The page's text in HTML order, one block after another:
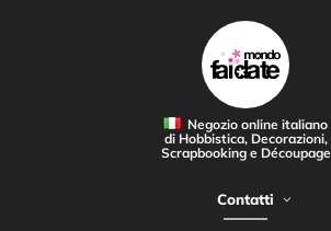
Negozio online italiano
di Hobbistica, Decorazioni,
Scrapbooking e Découpage
Contatti